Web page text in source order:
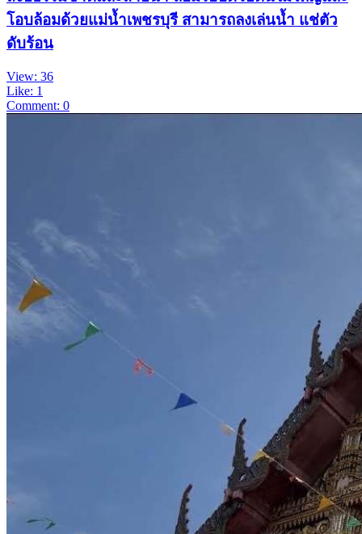
โอบล้อมด้วยแม่น้ำเพชรบุรี สามารถลงเล่นน้ำ แช่ตัว
ดับร้อน
View: 36
Like: 1
Comment: 0